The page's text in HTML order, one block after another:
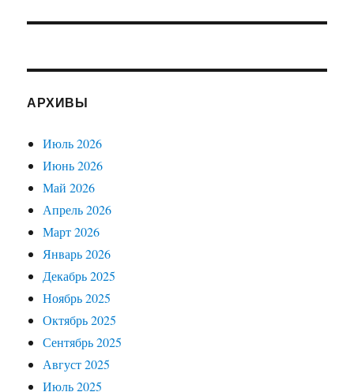
АРХИВЫ
Июль 2026
Июнь 2026
Май 2026
Апрель 2026
Март 2026
Январь 2026
Декабрь 2025
Ноябрь 2025
Октябрь 2025
Сентябрь 2025
Август 2025
Июль 2025